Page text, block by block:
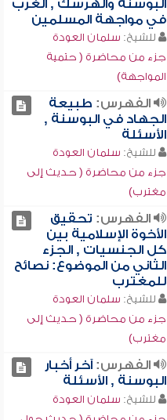
البوسنة والهرسك , الغرب
في مواجهة المسلمين
للشيخ: سلمان العودة
جزء من محاضرة ( حتمية
المواجهة)
الفهرس: طبيعة
الجهاد في البوسنة ,
الأسئلة
للشيخ: سلمان العودة
جزء من محاضرة ( حديث إلى
مغترب)
الفهرس: تحقيق
الأخوة الإسلامية بين
كل الجنسيات , الجزء
الثاني من الموضوع: نصائح
للمغترب
للشيخ: سلمان العودة
جزء من محاضرة ( حديث إلى
مغترب)
الفهرس:آخر أخبار
البوسنة , الأسئلة
للشيخ: سلمان العودة